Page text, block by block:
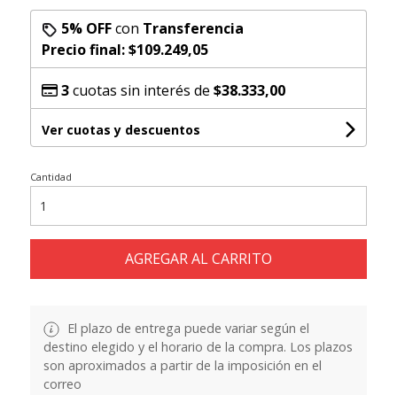
5% OFFcon Transferencia
Precio final:$109.249,05
3cuotas sin interés de $38.333,00
Ver cuotas y descuentos
Cantidad
AGREGAR AL CARRITO
El plazo de entrega puede variar según el
destino elegido y el horario de la compra. Los plazos
son aproximados a partir de la imposición en el
correo